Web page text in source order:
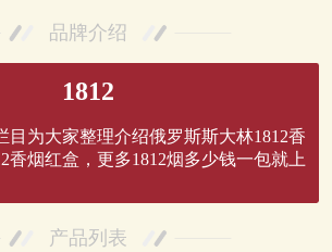
品牌介绍
1812
目为大家整理介绍俄罗斯斯大林1812香
香烟红盒，更多1812烟多少钱一包就上
产品列表